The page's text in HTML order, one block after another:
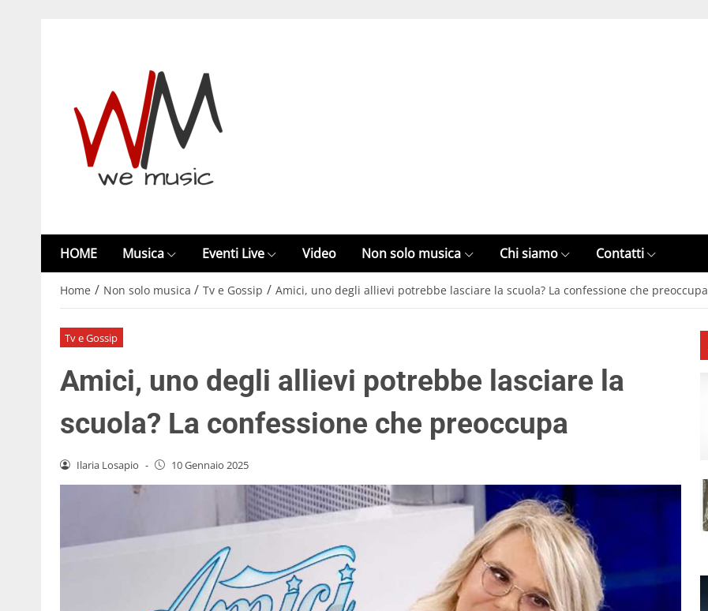
HOME Musica Eventi Live Video Non solo musica Chi siamo Contatti
Home / Non solo musica / Tv e Gossip / Amici, uno degli allievi potrebbe lasciare la scuola? La confessione che preoccupa
Tv e Gossip
Amici, uno degli allievi potrebbe lasciare la
scuola? La confessione che preoccupa
Ilaria Losapio - 10 Gennaio 2025